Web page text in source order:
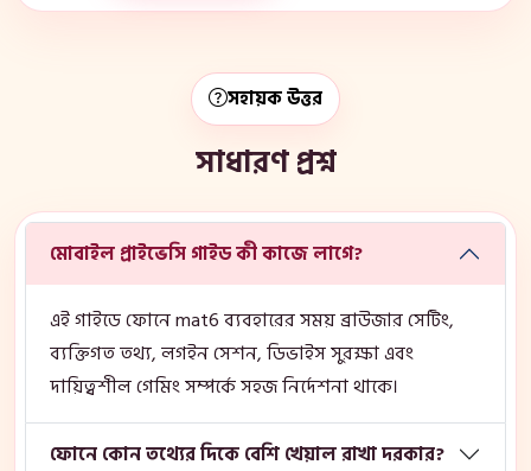
সহায়ক উত্তর
সাধারণ প্রশ্ন
মোবাইল প্রাইভেসি গাইড কী কাজে লাগে?
এই গাইডে ফোনে mat6 ব্যবহারের সময় ব্রাউজার সেটিং,
ব্যক্তিগত তথ্য, লগইন সেশন, ডিভাইস সুরক্ষা এবং
দায়িত্বশীল গেমিং সম্পর্কে সহজ নির্দেশনা থাকে।
ফোনে কোন তথ্যের দিকে বেশি খেয়াল রাখা দরকার?